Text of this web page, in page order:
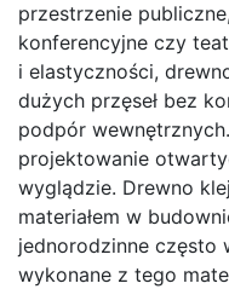
przestrzenie
konferencyjne czy
i elastyczności,
dużych przęseł bez
podpór
projektowanie
wyglądzie. Drewno
materiałem w
jednorodzinne często
wykonane z tego